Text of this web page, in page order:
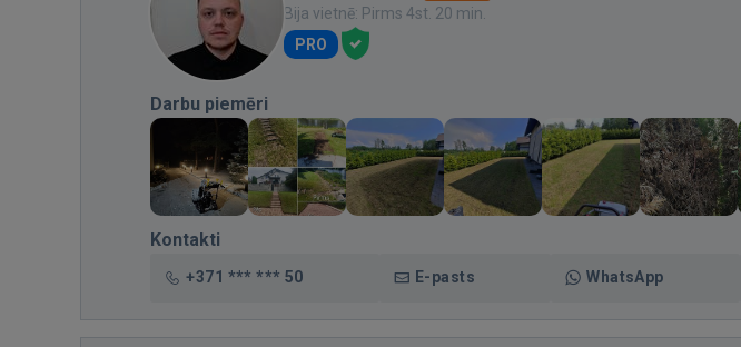
Bija vietnē: Pirms 4st. 20 min.
PRO
Darbu piemēri
Kontakti
+371 *** *** 50 E-pasts WhatsApp